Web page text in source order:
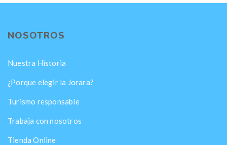
NOSOTROS
Nuestra Historia
¿Porque elegir la Jorara?
Turismo responsable
Trabaja con nosotros
Tienda Online